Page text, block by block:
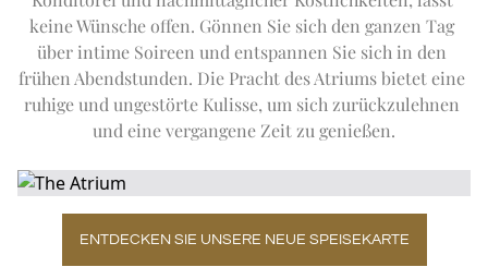
FITNESS
IMPERIAL SALON
STADTRUNDFAHRT
DIE IMPERIAL-FLOTTE
ABSEITS DER AUSGETRETENEN PFADE
KOMMENDE VERANSTALTUNGEN
Expand
WINTERANGEBOTE
ENDEFRJARUPTES
keine Wünsche offen. Gönnen Sie sich den ganzen Tag
über intime Soireen und entspannen Sie sich in den
frühen Abendstunden. Die Pracht des Atriums bietet eine
ruhige und ungestörte Kulisse, um sich zurückzulehnen
und eine vergangene Zeit zu genießen.
ENTDECKEN SIE UNSERE NEUE SPEISEKARTE